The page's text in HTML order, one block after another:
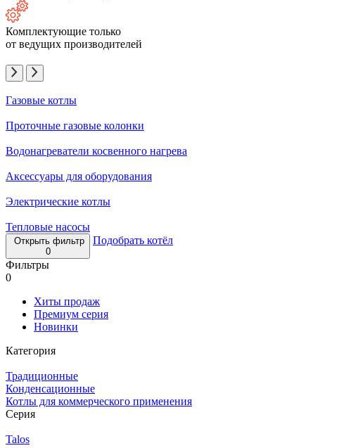
Комплектующие только
от ведущих производителей
Газовые котлы
Проточные газовые колонки
Водонагреватели косвенного нагрева
Аксессуары для оборудования
Электрические котлы
Тепловые насосы
Открыть фильтр
0
Подобрать котёл
Фильтры
0
Хиты продаж
Премиум серия
Новинки
Категория
Традиционные
Конденсационные
Котлы для коммерческого применения
Серия
Talos